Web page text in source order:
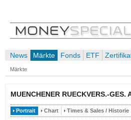
News Märkte Fonds ETF
Märkte
MUENCHENER RUECKVERS.-GES.
Portrait Chart Times & Sales / Historie